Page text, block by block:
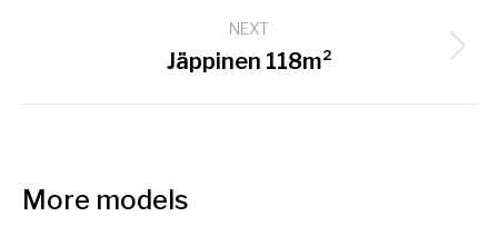
NEXT
Next
Jäppinen 118m²
More models